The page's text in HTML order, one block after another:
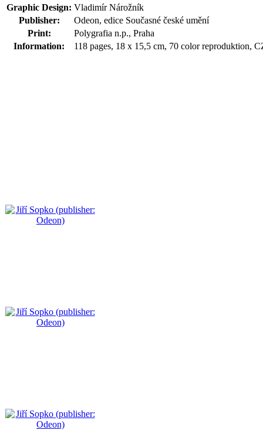
Graphic Design: Vladimír Nárožník
Publisher:
Odeon, edice Současné české umění
Print:
Polygrafia n.p., Praha
Information:
118 pages, 18 x 15,5 cm, 70 color reproduktion,